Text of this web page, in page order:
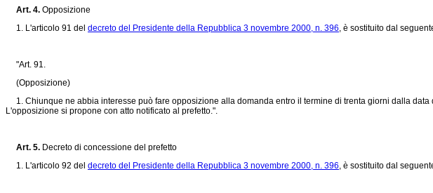
Art. 4. Opposizione
1. L'articolo 91 del decreto del Presidente della Repubblica 3 novembre 2000, n. 396, è sostituito dal
"Art. 91.
(Opposizione)
1. Chiunque ne abbia interesse può fare opposizione alla domanda entro il termine di trenta giorni dalla
L'opposizione si propone con atto notificato al prefetto.".
Art. 5. Decreto di concessione del prefetto
1. L'articolo 92 del decreto del Presidente della Repubblica 3 novembre 2000, n. 396, è sostituito dal